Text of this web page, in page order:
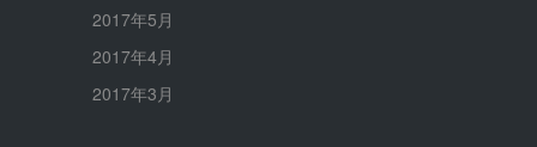
2017年5月
2017年4月
2017年3月